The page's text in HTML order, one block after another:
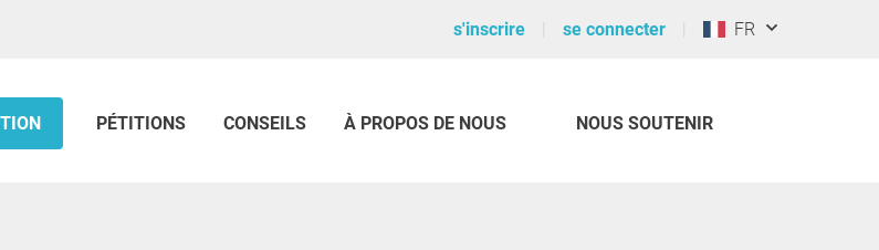
s'inscrire se connecter FR
PÉTITIONS CONSEILS À PROPOS DE NOUS NOUS SOUTENIR